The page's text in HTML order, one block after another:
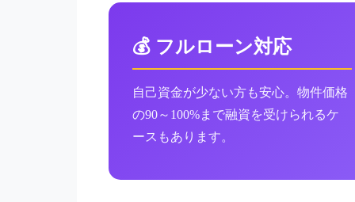
💰 フルローン対応
自己資金が少ない方も安心。物件価格
の90～100%まで融資を受けられるケ
ースもあります。